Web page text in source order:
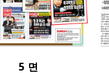
5 면